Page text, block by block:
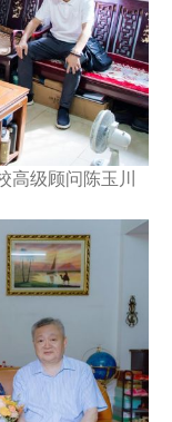
级顾问陈玉川